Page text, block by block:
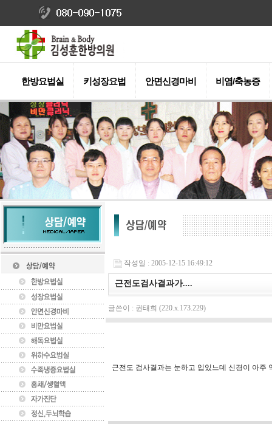
한방요법실 키성장요법 안면신경마비 비염/축농증
작성일 : 2005-12-15 16:49:12
근전도검사결과가....
글쓴이 : 권태희 (220.x.173.229)
근전도 검사결과는 눈하고 입있느데 신경이 아주